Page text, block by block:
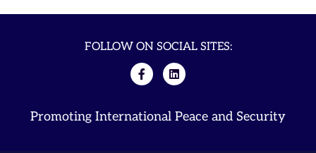
FOLLOW ON SOCIAL SITES:
Promoting International Peace and Security